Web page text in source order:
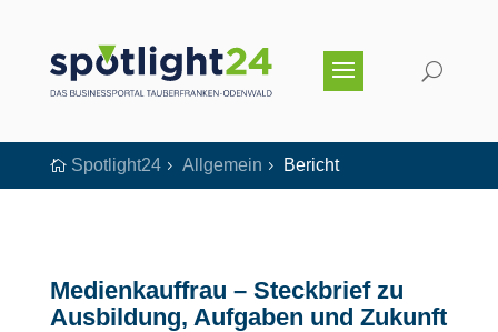
 Spotlight245 Allgemein 5 Bericht
Medienkauffrau – Steckbrief zu
Ausbildung, Aufgaben und Zukunft